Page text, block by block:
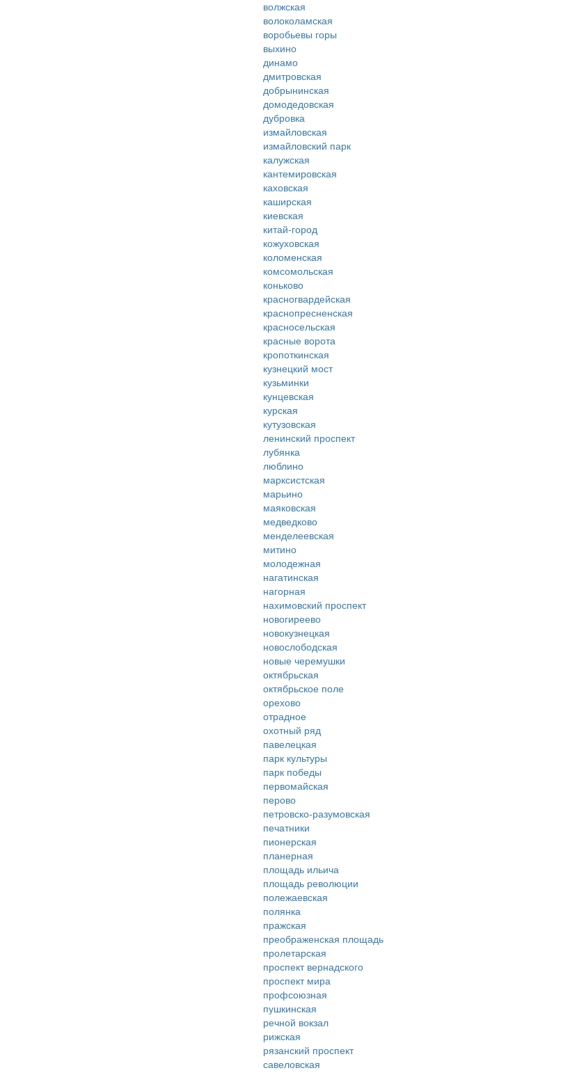
волжская
волоколамская
воробьевы горы
выхино
динамо
дмитровская
добрынинская
домодедовская
дубровка
измайловская
измайловский парк
калужская
кантемировская
каховская
каширская
киевская
китай-город
кожуховская
коломенская
комсомольская
коньково
красногвардейская
краснопресненская
красносельская
красные ворота
кропоткинская
кузнецкий мост
кузьминки
кунцевская
курская
кутузовская
ленинский проспект
лубянка
люблино
марксистская
марьино
маяковская
медведково
менделеевская
митино
молодежная
нагатинская
нагорная
нахимовский проспект
новогиреево
новокузнецкая
новослободская
новые черемушки
октябрьская
октябрьское поле
орехово
отрадное
охотный ряд
павелецкая
парк культуры
парк победы
первомайская
перово
петровско-разумовская
печатники
пионерская
планерная
площадь ильича
площадь революции
полежаевская
полянка
пражская
преображенская площадь
пролетарская
проспект вернадского
проспект мира
профсоюзная
пушкинская
речной вокзал
рижская
рязанский проспект
савеловская